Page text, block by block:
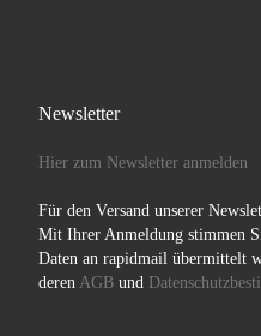
Newsletter
Hier zum Newsletter anmelden
Für den Versand unserer
Mit Ihrer Anmeldung stimmen
Daten an rapidmail übermittelt
deren AGBund